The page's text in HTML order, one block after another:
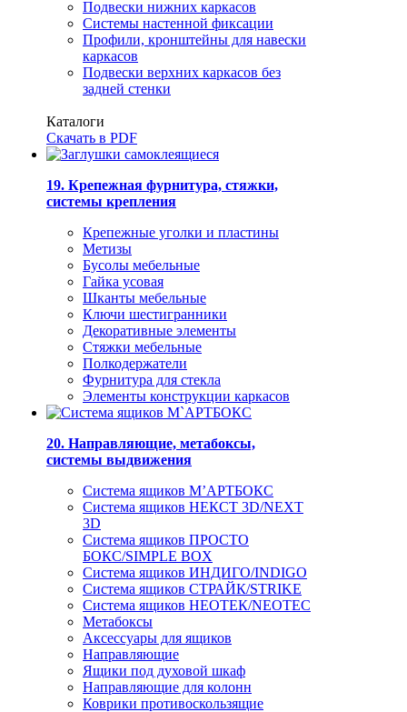
Подвески нижних каркасов
Системы настенной фиксации
Профили, кронштейны для навески
каркасов
Подвески верхних каркасов без
задней стенки
Каталоги
Скачать в PDF
19. Крепежная фурнитура, стяжки,
системы крепления
Крепежные уголки и пластины
Метизы
Бусолы мебельные
Гайка усовая
Шканты мебельные
Ключи шестигранники
Декоративные элементы
Стяжки мебельные
Полкодержатели
Фурнитура для стекла
Элементы конструкции каркасов
20. Направляющие, метабоксы,
системы выдвижения
Система ящиков М’АРТБОКС
Система ящиков НЕКСТ 3D/NEXT
3D
Система ящиков ПРОСТО
БОКС/SIMPLE BOX
Система ящиков ИНДИГО/INDIGO
Система ящиков СТРАЙК/STRIKE
Система ящиков НЕОТЕК/NEOTEC
Метабоксы
Аксессуары для ящиков
Направляющие
Ящики под духовой шкаф
Направляющие для колонн
Коврики противоскользящие